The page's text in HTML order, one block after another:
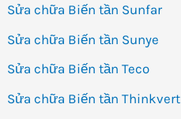
Sửa chữa Biến tần Sunfar
Sửa chữa Biến tần Sunye
Sửa chữa Biến tần Teco
Sửa chữa Biến tần Thinkvert